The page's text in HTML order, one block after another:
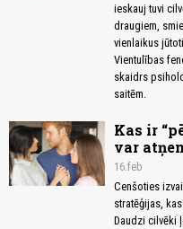
ieskauj tuvi
draugiem,
vienlaikus
Vientulības
skaidrs
saitēm.
Kas ir
var
16.feb
Cenšoties
stratēģijas,
Daudzi cilvēki